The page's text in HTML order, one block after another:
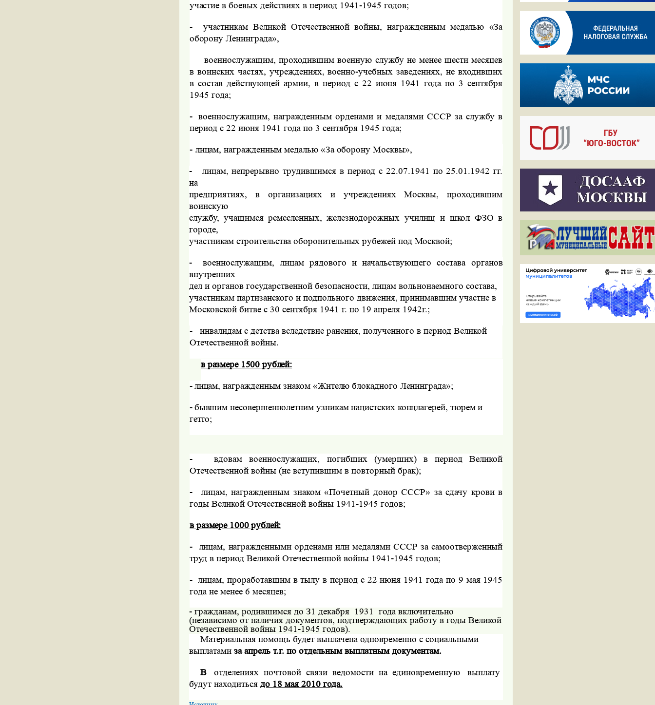
участие в боевых действиях в период 1941-1945 годов;
-
участникам Великой Отечественной войны, награжденным медалью «За
оборонуЛенинграда»,
военнослужащим, проходившим военную службу не менее шести месяцев
в воинских частях, учреждениях, военно-учебных заведениях, не входивших
в состав действующей армии, в период с 22 июня 1941 года по 3 сентября
1945 года;
- военнослужащим, награжденным орденами и медалями СССР за службу в
период с 22 июня 1941 года по 3 сентября 1945 года;
- лицам, награжденным медалью «За оборону Москвы»,
-
лицам, непрерывно трудившимся в период с 22.07.1941 по 25.01.1942 гг.
на
предприятиях, в организациях и учреждениях Москвы, проходившим
воинскую
службу, учащимся ремесленных, железнодорожных училищ и школ ФЗО в
городе,
участникам строительства оборонительных рубежей под Москвой;
-
военнослужащим, лицам рядового и начальствующего состава органов
внутренних
дел и органов государственной безопасности, лицам вольнонаемного состава,
участникам партизанского и подпольного движения, принимавшим участие в
Московской битве с 30 сентября 1941 г. по 19 апреля 1942г.;
-
инвалидам с детства вследствие ранения, полученного в период Великой
Отечественной войны.
в размере 1500 рублей:
- лицам, награжденным знаком «Жителю блокадного Ленинграда»;
- бывшим несовершеннолетним узникам нацистских концлагерей, тюрем и
гетто;
-
вдовам военнослужащих, погибших (умерших) в период Великой
Отечественной войны (не вступившим в повторный брак);
-
лицам, награжденным знаком «Почетный донор СССР» за сдачу крови в
годы Великой Отечественной войны 1941-1945 годов;
в размере 1000 рублей:
-
лицам, награжденными орденами или медалями СССР за самоотверженный
труд впериод Великой Отечественной войны 1941-1945 годов;
- лицам, проработавшим в тылу в период с 22 июня 1941 года по 9 мая 1945
года не менее 6 месяцев;
- гражданам, родившимся до З1 декабря 1931 года включительно
(независимо от наличия документов, подтверждающих работу в годы Великой
Отечественной войны 1941-1945 годов).
Материальная помощь будет выплачена одновременно с социальными
выплатамиза апрель т.г. по отдельным выплатным документам.
В отделениях почтовой связи ведомости на единовременную
выплату
будут находиться до 18 мая 2010 года.